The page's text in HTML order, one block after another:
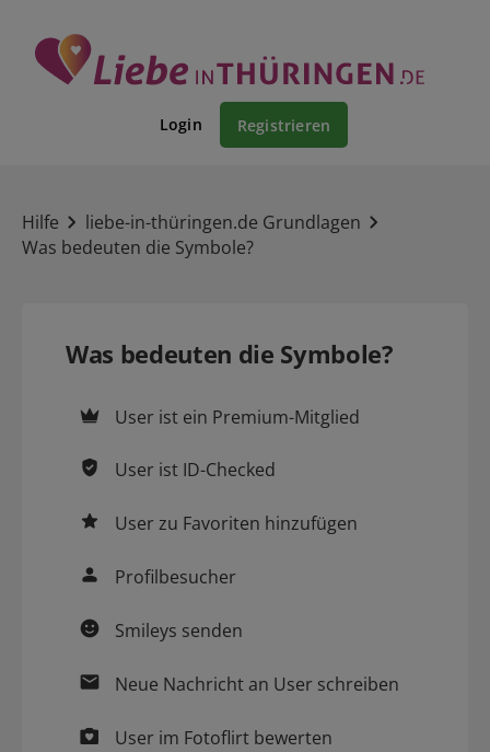
Login Registrieren
Hilfe
liebe-in-thüringen.de Grundlagen
Was bedeuten die Symbole?
Was bedeuten die Symbole?
User ist ein Premium-Mitglied
User ist ID-Checked
User zu Favoriten hinzufügen
Profilbesucher
Smileys senden
Neue Nachrichtan User schreiben
User im Fotoflirt bewerten